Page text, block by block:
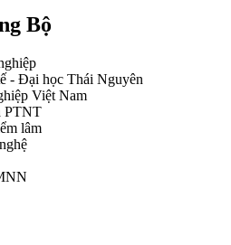
Bộ
- Đại học Thái Nguyên
Việt Nam
PTNT
lâm